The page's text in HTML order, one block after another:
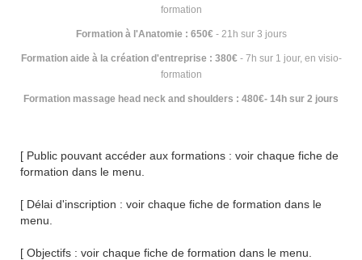
formation
Formation à l'Anatomie : 650€- 21h sur 3 jours
Formation aide à la création d'entreprise : 380€- 7h sur 1 jour, en visio-
formation
Formation massage head neck and shoulders : 480€- 14h sur 2 jours
[ Public pouvant accéder aux formations : voir chaque fiche de
formation dans le menu.
[ Délai d'inscription : voir chaque fiche de formation dans le
menu.
[ Objectifs : voir chaque fiche de formation dans le menu.